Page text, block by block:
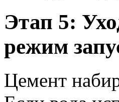
Этап 5:
режим
Цемент